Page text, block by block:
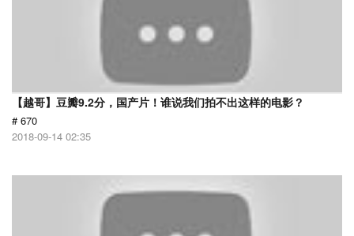
【越哥】豆瓣9.2分，国产片！谁说我们拍不出这样的电影？
# 670
2018-09-14 02:35